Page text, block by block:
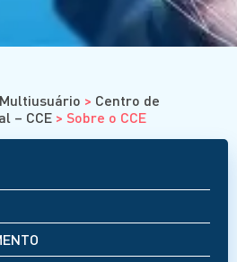
> Centro de
– CCE > Sobre o CCE